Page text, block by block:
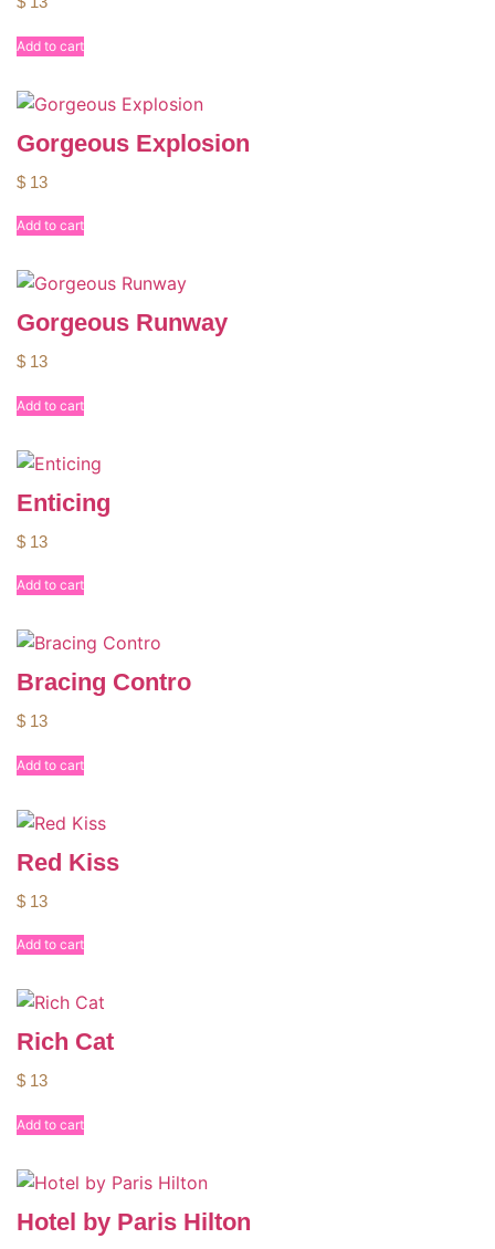
Add to cart
Gorgeous Explosion
$ 13
Add to cart
Gorgeous Runway
$ 13
Add to cart
Enticing
$ 13
Add to cart
Bracing Contro
$ 13
Add to cart
Red Kiss
$ 13
Add to cart
Rich Cat
$ 13
Add to cart
Hotel by Paris Hilton